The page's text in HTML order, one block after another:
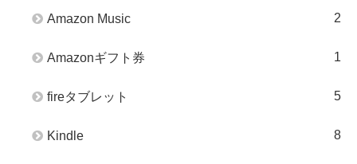
Amazon Music 2
Amazonギフト券 1
fireタブレット 5
Kindle 8